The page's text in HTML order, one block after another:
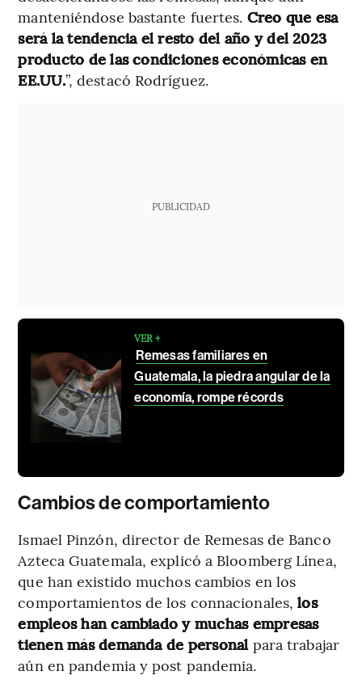
manteniéndose bastante fuertes. Creo que esa
será la tendencia el resto del año y del 2023
producto de las condiciones económicas en
EE.UU.”, destacó Rodríguez.
PUBLICIDAD
VER +
Remesas familiares en
Guatemala, la piedra angular de la
economía, rompe récords
Cambios de comportamiento
Ismael Pinzón, director de Remesas de Banco
Azteca Guatemala, explicó a Bloomberg Línea,
que han existido muchos cambios en los
comportamientos de los connacionales,los
empleos han cambiado y muchas empresas
tienen más demanda de personalpara trabajar
aún en pandemia y post pandemia.